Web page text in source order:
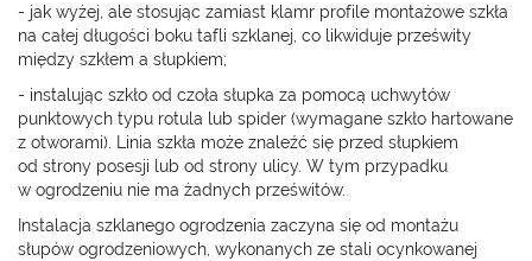
- jak wyżej, ale stosując zamiast klamr profile montażowe szkła
na całej długości boku tafli szklanej, co likwiduje prześwity
między szkłem a słupkiem;
- instalując szkło od czoła słupka za pomocą uchwytów
punktowych typu rotula lub spider (wymagane szkło hartowane
z otworami). Linia szkła może znaleźć się przed słupkiem
od strony posesji lub od strony ulicy. W tym przypadku
w ogrodzeniu nie ma żadnych prześwitów.
Instalacja szklanego ogrodzenia zaczyna się od montażu
słupów ogrodzeniowych, wykonanych ze stali ocynkowanej